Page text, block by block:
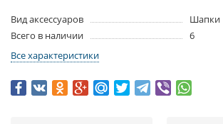
Вид аксессуаров
Шапки
Всего в наличии
6
Все характеристики